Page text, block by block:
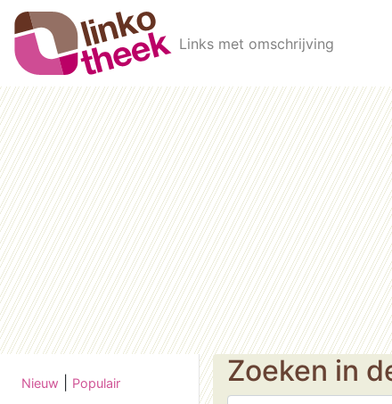
Skip to main content
Links met omschrijving
Nieuw
Populair
Zoeken in